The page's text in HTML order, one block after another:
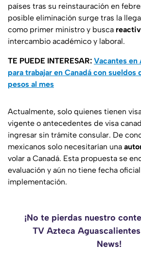
países tras su reinstauración en
posible eliminación surge tras la
como primer ministro y busca
intercambio académico y laboral.
TE PUEDE INTERESAR: Vacantes en
para trabajar en Canadá con sueldos
pesos al mes
Actualmente, solo quienes tienen
vigente o antecedentes de visa
ingresar sin trámite consular. De
mexicanos solo necesitarían una
volar a Canadá. Esta propuesta se
evaluación y aún no tiene fecha
implementación.
¡No te pierdas nuestro
TV Azteca
News!